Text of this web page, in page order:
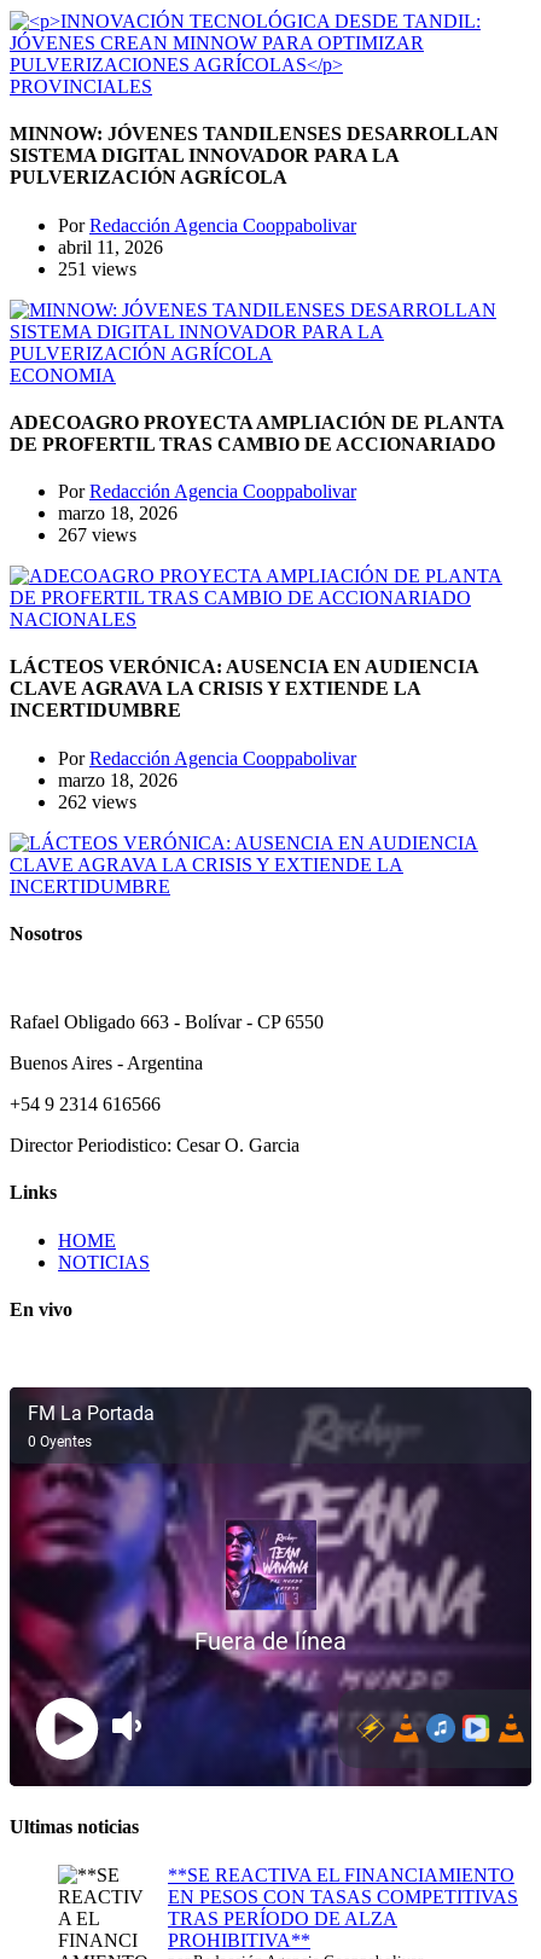
PROVINCIALES
MINNOW: JÓVENES TANDILENSES DESARROLLAN
SISTEMA DIGITAL INNOVADOR PARA LA
PULVERIZACIÓN AGRÍCOLA
PorRedacción Agencia Cooppabolivar
abril 11, 2026
251 views
ECONOMIA
ADECOAGRO PROYECTA AMPLIACIÓN DE PLANTA
DE PROFERTIL TRAS CAMBIO DE ACCIONARIADO
PorRedacción Agencia Cooppabolivar
marzo 18, 2026
267 views
NACIONALES
LÁCTEOS VERÓNICA: AUSENCIA EN AUDIENCIA
CLAVE AGRAVA LA CRISIS Y EXTIENDE LA
INCERTIDUMBRE
PorRedacción Agencia Cooppabolivar
marzo 18, 2026
262 views
Nosotros
Rafael Obligado 663 - Bolívar - CP 6550
Buenos Aires - Argentina
+54 9 2314 616566
Director Periodistico: Cesar O. Garcia
Links
HOME
NOTICIAS
En vivo
Ultimas noticias
**SE REACTIVA EL FINANCIAMIENTO
EN PESOS CON TASAS COMPETITIVAS
TRAS PERÍODO DE ALZA
PROHIBITIVA**